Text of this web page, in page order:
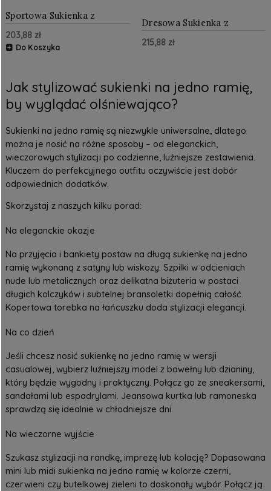
Sportowa Sukienka z
Odkrytym Ramieniem
Granatowa NU13-91
203,88 zł
Do Koszyka
Dresowa Sukienka z
Kieszeniami Miętowa
NU189-1
215,88 zł
Jak stylizować sukienki na jedno ramię,
by wyglądać olśniewająco?
Sukienki na jedno ramię są niezwykle uniwersalne, dlatego
można je nosić na różne sposoby – od eleganckich,
wieczorowych stylizacji po codzienne, luźniejsze zestawienia.
Kluczem do perfekcyjnego outfitu oczywiście jest dobór
odpowiednich dodatków.
Skorzystaj z naszych kilku porad:
Na eleganckie okazje
Na przyjęcia i bankiety postaw na długą sukienkę na jedno
ramię wykonaną z satyny lub wiskozy. Szpilki w odcieniach
nude lub metalicznych oraz delikatna biżuteria w postaci
długich kolczyków i subtelnej bransoletki dopełnią całość.
Kopertowa torebka na łańcuszku doda stylizacji elegancji.
Na co dzień
Jeśli chcesz nosić sukienkę na jedno ramię w wersji
casualowej, wybierz luźniejszy model z bawełny lub dzianiny,
który będzie wygodny i praktyczny. Połącz go ze sneakersami,
sandałami lub espadrylami. Jeansowa kurtka lub ramoneska
sprawdzą się idealnie w chłodniejsze dni.
Na wieczorne wyjście
Szukasz stylizacji na randkę, imprezę lub kolację? Dopasowana
mini lub midi sukienka na jedno ramię w kolorze czerni,
czerwieni czy butelkowej zieleni to doskonały wybór. Połącz ją